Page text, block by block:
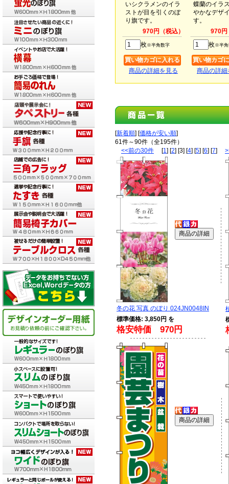
いシクラメンのイラ
ストが目を引くのぼ
り旗です。
970円（税込）
枚※半角数字
商品の詳細を見る
蝶蘭のイラ
やかなデザ
す。
970円
枚※半角
商品の詳細
[新着順] [価格が安い順]
61件～90件（全195件）
<<前の30件 [1] [2] [3] [4] [5] [6] [7]
冬の花 写真 のぼり 024JN0048IN
標準価格: 3,850円 を
格安特価 970円